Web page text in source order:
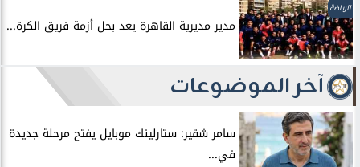
الرياضة
مدير مديرية القاهرة يعد بحل أزمة فريق الكرة...
آخر الموضوعات
سامر شقير: ستارلينك موبايل يفتح مرحلة جديدة
في...